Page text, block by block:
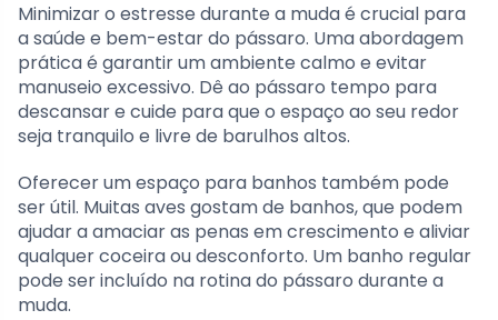
Minimizar o estresse durante a muda é crucial para
a saúde e bem-estar do pássaro. Uma abordagem
prática é garantir um ambiente calmo e evitar
manuseio excessivo. Dê ao pássaro tempo para
descansar e cuide para que o espaço ao seu redor
seja tranquilo e livre de barulhos altos.
Oferecer um espaço para banhos também pode
ser útil. Muitas aves gostam de banhos, que podem
ajudar a amaciar as penas em crescimento e aliviar
qualquer coceira ou desconforto. Um banho regular
pode ser incluído na rotina do pássaro durante a
muda.